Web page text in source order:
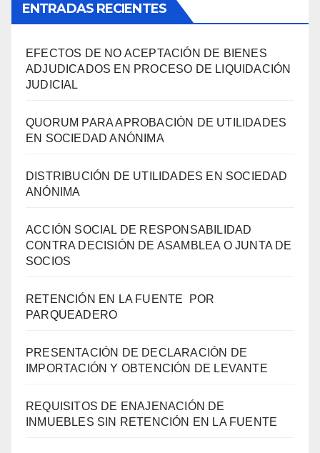
ENTRADAS RECIENTES
EFECTOS DE NO ACEPTACIÓN DE BIENES
ADJUDICADOS EN PROCESO DE LIQUIDACIÓN
JUDICIAL
QUORUM PARA APROBACIÓN DE UTILIDADES
EN SOCIEDAD ANÓNIMA
DISTRIBUCIÓN DE UTILIDADES EN SOCIEDAD
ANÓNIMA
ACCIÓN SOCIAL DE RESPONSABILIDAD
CONTRA DECISIÓN DE ASAMBLEA O JUNTA DE
SOCIOS
RETENCIÓN EN LA FUENTE POR
PARQUEADERO
PRESENTACIÓN DE DECLARACIÓN DE
IMPORTACIÓN Y OBTENCIÓN DE LEVANTE
REQUISITOS DE ENAJENACIÓN DE
INMUEBLES SIN RETENCIÓN EN LA FUENTE